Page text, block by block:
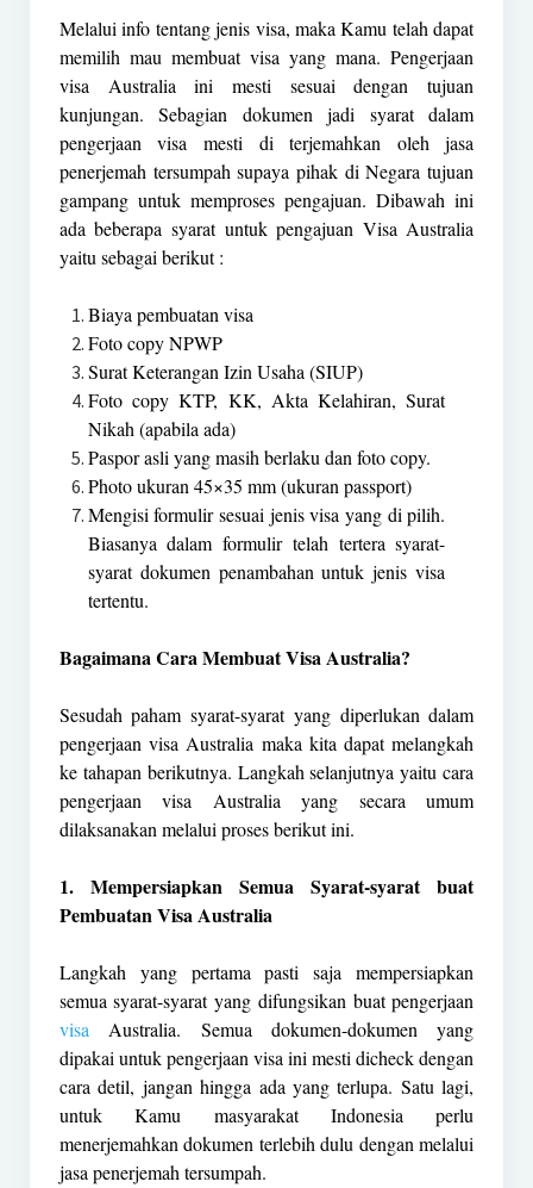
Melalui info tentang jenis visa, maka Kamu telah dapat
memilih mau membuat visa yang mana. Pengerjaan
visa Australia ini mesti sesuai dengan tujuan
kunjungan. Sebagian dokumen jadi syarat dalam
pengerjaan visa mesti di terjemahkan oleh jasa
penerjemah tersumpah supaya pihak di Negara tujuan
gampang untuk memproses pengajuan. Dibawah ini
ada beberapa syarat untuk pengajuan Visa Australia
yaitu sebagai berikut :
Biaya pembuatan visa
Foto copy NPWP
Surat Keterangan Izin Usaha (SIUP)
Foto copy KTP, KK, Akta Kelahiran, Surat
Nikah (apabila ada)
Paspor asli yang masih berlaku dan foto copy.
Photo ukuran 45×35 mm (ukuran passport)
Mengisi formulir sesuai jenis visa yang di pilih.
Biasanya dalam formulir telah tertera syarat-
syarat dokumen penambahan untuk jenis visa
tertentu.
Bagaimana Cara Membuat Visa Australia?
Sesudah paham syarat-syarat yang diperlukan dalam
pengerjaan visa Australia maka kita dapat melangkah
ke tahapan berikutnya. Langkah selanjutnya yaitu cara
pengerjaan visa Australia yang secara umum
dilaksanakan melalui proses berikut ini.
1. Mempersiapkan Semua Syarat-syarat buat
Pembuatan Visa Australia
Langkah yang pertama pasti saja mempersiapkan
semua syarat-syarat yang difungsikan buat pengerjaan
visa Australia. Semua dokumen-dokumen yang
dipakai untuk pengerjaan visa ini mesti dicheck dengan
cara detil, jangan hingga ada yang terlupa. Satu lagi,
untuk Kamu masyarakat Indonesia perlu
menerjemahkan dokumen terlebih dulu dengan melalui
jasa penerjemah tersumpah.